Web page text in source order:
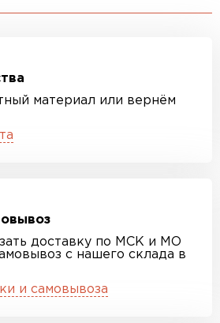
материал или вернём
доставку по МСК и МО
с нашего склада в
и самовывоза